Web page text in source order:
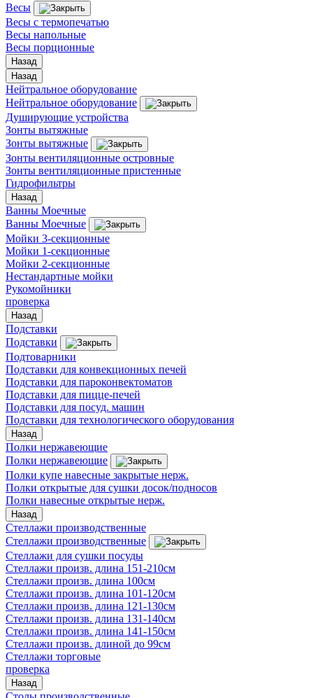
Весы
Весы с термопечатью
Весы напольные
Весы порционные
Назад
Назад
Нейтральное оборудование
Нейтральное оборудование
Душирующие устройства
Зонты вытяжные
Зонты вытяжные
Зонты вентиляционные островные
Зонты вентиляционные пристенные
Гидрофильтры
Назад
Ванны Моечные
Ванны Моечные
Мойки 3-секционные
Мойки 1-секционные
Мойки 2-секционные
Нестандартные мойки
Рукомойники
проверка
Назад
Подставки
Подставки
Подтоварники
Подставки для конвекционных печей
Подставки для пароконвектоматов
Подставки для пицце-печей
Подставки для посуд. машин
Подставки для технологического оборудования
Назад
Полки нержавеющие
Полки нержавеющие
Полки купе навесные закрытые нерж.
Полки открытые для сушки досок/подносов
Полки навесные открытые нерж.
Назад
Стеллажи производственные
Стеллажи производственные
Стеллажи для сушки посуды
Стеллажи произв. длина 151-210см
Стеллажи произв. длина 100см
Стеллажи произв. длина 101-120см
Стеллажи произв. длина 121-130см
Стеллажи произв. длина 131-140см
Стеллажи произв. длина 141-150см
Стеллажи произв. длиной до 99см
Стеллажи торговые
проверка
Назад